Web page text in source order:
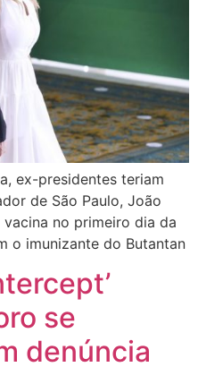
ex-presidentes teriam
de São Paulo, João
no primeiro dia da
o imunizante do Butantan
se
denúncia